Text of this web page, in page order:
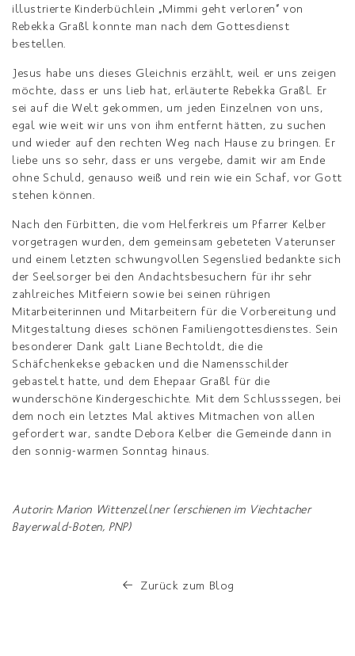
illustrierte Kinderbüchlein „Mimmi geht verloren“ von
Rebekka Graßl konnte man nach dem Gottesdienst
bestellen.
Jesus habe uns dieses Gleichnis erzählt, weil er uns zeigen
möchte, dass er uns lieb hat, erläuterte Rebekka Graßl. Er
sei auf die Welt gekommen, um jeden Einzelnen von uns,
egal wie weit wir uns von ihm entfernt hätten, zu suchen
und wieder auf den rechten Weg nach Hause zu bringen. Er
liebe uns so sehr, dass er uns vergebe, damit wir am Ende
ohne Schuld, genauso weiß und rein wie ein Schaf, vor Gott
stehen können.
Nach den Fürbitten, die vom Helferkreis um Pfarrer Kelber
vorgetragen wurden, dem gemeinsam gebeteten Vaterunser
und einem letzten schwungvollen Segenslied bedankte sich
der Seelsorger bei den Andachtsbesuchern für ihr sehr
zahlreiches Mitfeiern sowie bei seinen rührigen
Mitarbeiterinnen und Mitarbeitern für die Vorbereitung und
Mitgestaltung dieses schönen Familiengottesdienstes. Sein
besonderer Dank galt Liane Bechtoldt, die die
Schäfchenkekse gebacken und die Namensschilder
gebastelt hatte, und dem Ehepaar Graßl für die
wunderschöne Kindergeschichte. Mit dem Schlusssegen, bei
dem noch ein letztes Mal aktives Mitmachen von allen
gefordert war, sandte Debora Kelber die Gemeinde dann in
den sonnig-warmen Sonntag hinaus.
Autorin: Marion Wittenzellner (erschienen im Viechtacher
Bayerwald-Boten, PNP)
Zurück zum Blog